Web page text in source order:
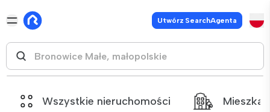
Utwórz SearchAgenta
Wszystkie nieruchomości